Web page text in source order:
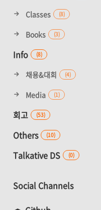
Classes (8)
Books (3)
Info (8)
채용&대회 (4)
Media (1)
회고 (53)
Others (10)
Talkative DS (0)
Social Channels